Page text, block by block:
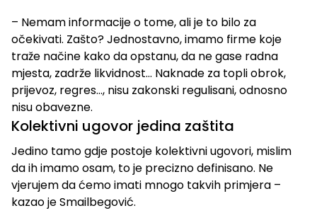
– Nemam informacije o tome, ali je to bilo za
očekivati. Zašto? Jednostavno, imamo firme koje
traže načine kako da opstanu, da ne gase radna
mjesta, zadrže likvidnost… Naknade za topli obrok,
prijevoz, regres…, nisu zakonski regulisani, odnosno
nisu obavezne.
Kolektivni ugovor jedina zaštita
Jedino tamo gdje postoje kolektivni ugovori, mislim
da ih imamo osam, to je precizno definisano. Ne
vjerujem da ćemo imati mnogo takvih primjera –
kazao je Smailbegović.